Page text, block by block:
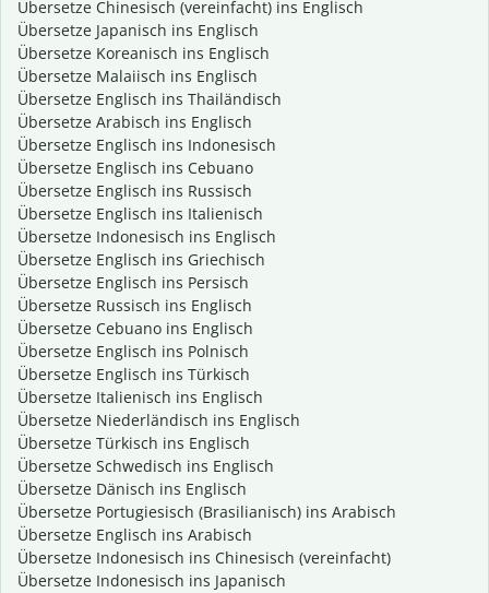
Übersetze Chinesisch (vereinfacht) ins Englisch
Übersetze Japanisch ins Englisch
Übersetze Koreanisch ins Englisch
Übersetze Malaiisch ins Englisch
Übersetze Englisch ins Thailändisch
Übersetze Arabisch ins Englisch
Übersetze Englisch ins Indonesisch
Übersetze Englisch ins Cebuano
Übersetze Englisch ins Russisch
Übersetze Englisch ins Italienisch
Übersetze Indonesisch ins Englisch
Übersetze Englisch ins Griechisch
Übersetze Englisch ins Persisch
Übersetze Russisch ins Englisch
Übersetze Cebuano ins Englisch
Übersetze Englisch ins Polnisch
Übersetze Englisch ins Türkisch
Übersetze Italienisch ins Englisch
Übersetze Niederländisch ins Englisch
Übersetze Türkisch ins Englisch
Übersetze Schwedisch ins Englisch
Übersetze Dänisch ins Englisch
Übersetze Portugiesisch (Brasilianisch) ins Arabisch
Übersetze Englisch ins Arabisch
Übersetze Indonesisch ins Chinesisch (vereinfacht)
Übersetze Indonesisch ins Japanisch